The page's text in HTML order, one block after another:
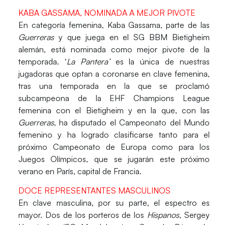
KABA GASSAMA, NOMINADA A MEJOR PIVOTE
En categoría femenina, Kaba Gassama, parte de las
Guerreras y que juega en elSG BBM Bietigheim
alemán, está nominada como mejor pivote de la
temporada. ‘La Pantera’ es la única de nuestras
jugadoras que optan a coronarse en clave femenina,
tras una temporada en la que se proclamó
subcampeona de la EHF Champions League
femenina con el Bietigheim y en la que, con las
Guerreras, ha disputado elCampeonato del Mundo
femeninoy ha logrado clasificarse tanto para el
próximo Campeonato de Europacomo para los
Juegos Olímpicos, que se jugarán este próximo
verano en París, capital de Francia.
DOCE REPRESENTANTES MASCULINOS
En clave masculina, por su parte, el espectro es
mayor. Dos de los porteros de los Hispanos, Sergey